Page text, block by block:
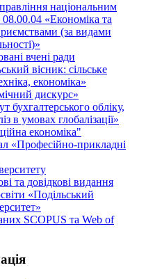
національним
«Економіка та
(за видами
вчені ради
вісник: сільське
економіка»
дискурс»
бухгалтерського обліку,
в умовах глобалізації»
економіка"
«Професійно-прикладні
та довідкові видання
«Подільський
SCOPUS та Web of